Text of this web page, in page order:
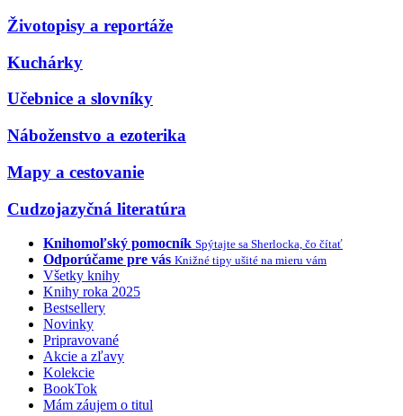
Životopisy a reportáže
Kuchárky
Učebnice a slovníky
Náboženstvo a ezoterika
Mapy a cestovanie
Cudzojazyčná literatúra
Knihomoľský pomocník Spýtajte sa Sherlocka, čo čítať
Odporúčame pre vás Knižné tipy ušité na mieru vám
Všetky knihy
Knihy roka 2025
Bestsellery
Novinky
Pripravované
Akcie a zľavy
Kolekcie
BookTok
Mám záujem o titul